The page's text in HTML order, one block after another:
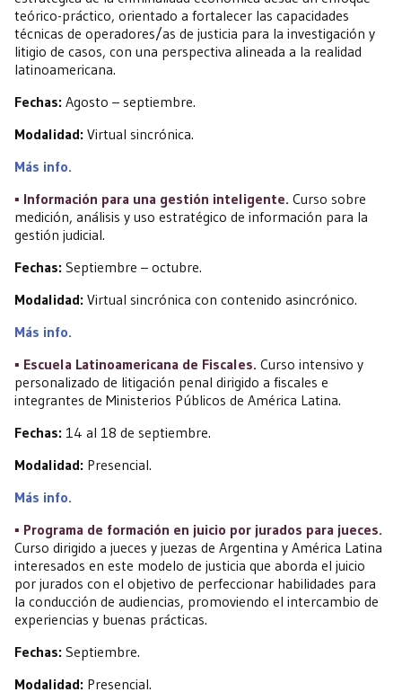
teórico-práctico, orientado a fortalecer las capacidades
técnicas de operadores/as de justicia para la investigación y
litigio de casos, con una perspectiva alineada a la realidad
latinoamericana.
Fechas: Agosto – septiembre.
Modalidad: Virtual sincrónica.
Más info.
▪️ Información para una gestión inteligente. Curso sobre
medición, análisis y uso estratégico de información para la
gestión judicial.
Fechas: Septiembre – octubre.
Modalidad: Virtual sincrónica con contenido asincrónico.
Más info.
▪️ Escuela Latinoamericana de Fiscales. Curso intensivo y
personalizado de litigación penal dirigido a fiscales e
integrantes de Ministerios Públicos de América Latina.
Fechas: 14 al 18 de septiembre.
Modalidad: Presencial.
Más info.
▪️ Programa de formación en juicio por jurados para jueces.
Curso dirigido a jueces y juezas de Argentina y América Latina
interesados en este modelo de justicia que aborda el juicio
por jurados con el objetivo de perfeccionar habilidades para
la conducción de audiencias, promoviendo el intercambio de
experiencias y buenas prácticas.
Fechas: Septiembre.
Modalidad: Presencial.